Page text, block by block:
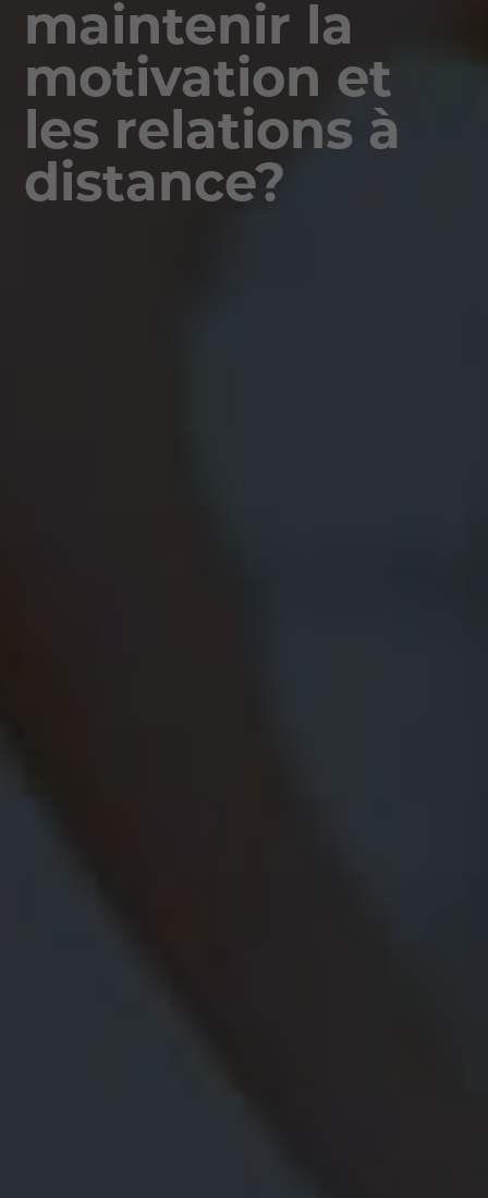
maintenir la
motivation et
les relations à
distance?